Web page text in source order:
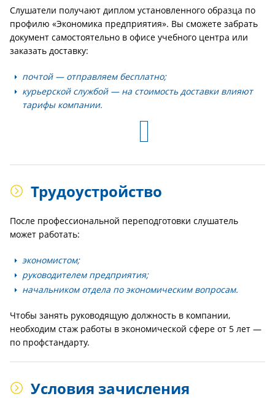
Слушатели получают диплом установленного образца по
профилю «Экономика предприятия». Вы сможете забрать
документ самостоятельно в офисе учебного центра или
заказать доставку:
почтой — отправляем бесплатно;
курьерской службой — на стоимость доставки влияют
тарифы компании.
Трудоустройство
После профессиональной переподготовки слушатель
может работать:
экономистом;
руководителем предприятия;
начальником отдела по экономическим вопросам.
Чтобы занять руководящую должность в компании,
необходим стаж работы в экономической сфере от 5 лет —
по профстандарту.
Условия зачисления